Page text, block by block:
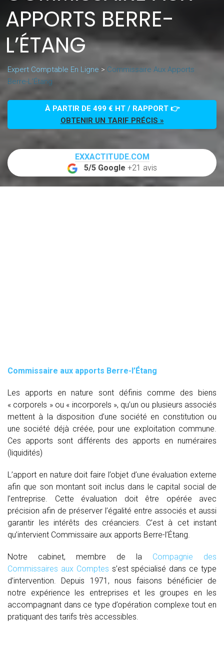
APPORTS BERRE-
L’ÉTANG
Expert Comptable En Ligne > Commissaire Aux Apports
Berre-L’Étang
À PARTIR DE 499 € HT / RAPPORT 👉
OBTENIR UN TARIF PRÉCIS »
EXXACTITUDE.COM
5/5 Google +21 avis
Commissaire aux apports Berre-l’Étang
Les apports en nature sont définis comme des biens
« corporels » ou « incorporels », qu’un ou plusieurs associés
mettent à la disposition d’une société en constitution ou
une société déjà créée, pour une exploitation commune.
Ces apports sont différents des apports en numéraires
(liquidités)
L’apport en nature doit faire l’objet d’une évaluation externe
afin que son montant soit inclus dans le capital social de
l’entreprise. Cette évaluation doit être opérée avec
précision afin de préserver l’égalité entre associés et aussi
garantir les intérêts des créanciers. C’est à cet instant
qu’intervient Commissaire aux apports Berre-l’Étang.
Notre cabinet, membre de la Compagnie des
Commissaires aux Comptes s’est spécialisé dans ce type
d’intervention. Depuis 1971, nous faisons bénéficier de
notre expérience les entreprises et les groupes en les
accompagnant dans ce type d’opération complexe tout en
pratiquant des tarifs très accessibles.